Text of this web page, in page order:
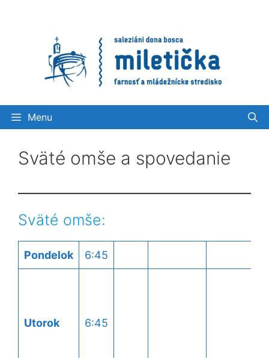
Menu
Sväté omše a spovedanie
Sväté omše:
Pondelok 6:45
Utorok 6:45